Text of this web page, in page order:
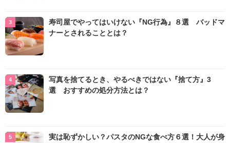
寿司屋でやってはいけない『NG行為』８選 バッドマ
ナーとされることとは？
写真を捨てるとき、やるべきではない『捨て方』3
選 おすすめの処分方法とは？
実は恥ずかしい？パスタのNGな食べ方６選！大人が身